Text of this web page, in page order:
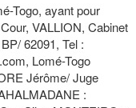
Togo, ayant pour
VALLION, Cabinet
62091, Tel :
Lomé-Togo
Jérôme/ Juge
: